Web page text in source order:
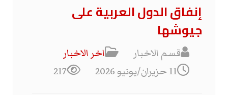
إنفاق الدول العربية على
جيوشها
قسم الاخبار
اخر الاخبار
11 حزيران/يونيو 2026
217